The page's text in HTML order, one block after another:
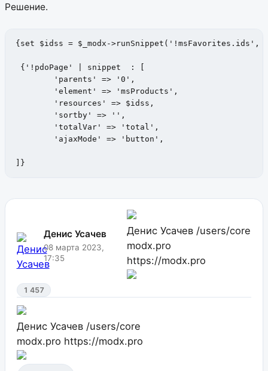
Решение.
{set $idss = $_modx-
{'!pdoPage' | snippet  : [
]}
Денис Усачев
08 марта 2023,
17:35
Денис Усачев /users/core
modx.pro
https://modx.pro
1 457
Денис Усачев /users/core
modx.pro https://modx.pro